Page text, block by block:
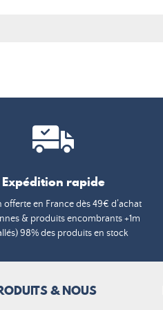
Expédition rapide
offerte en France dès 49€ d’achat
& produits encombrants +1m
98% des produits en stock
& NOUS